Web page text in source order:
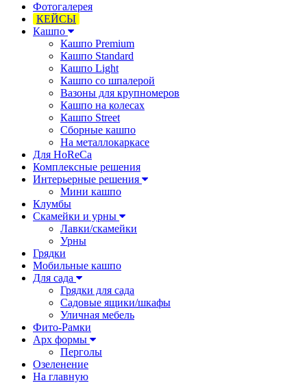
Фотогалерея
КЕЙСЫ
Кашпо
Кашпо Premium
Кашпо Standard
Кашпо Light
Кашпо со шпалерой
Вазоны для крупномеров
Кашпо на колесах
Кашпо Street
Сборные кашпо
На металлокаркасе
Для HoReCa
Комплексные решения
Интерьерные решения
Мини кашпо
Клумбы
Скамейки и урны
Лавки/скамейки
Урны
Грядки
Мобильные кашпо
Для сада
Грядки для сада
Садовые ящики/шкафы
Уличная мебель
Фито-Рамки
Арх формы
Перголы
Озеленение
На главную